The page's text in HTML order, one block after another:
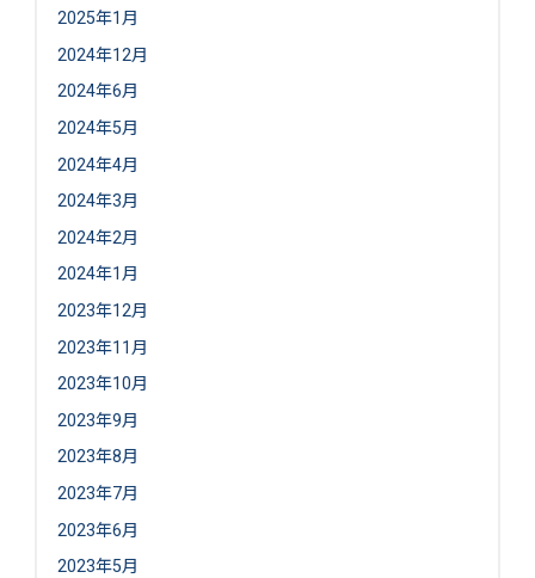
2025年1月
2024年12月
2024年6月
2024年5月
2024年4月
2024年3月
2024年2月
2024年1月
2023年12月
2023年11月
2023年10月
2023年9月
2023年8月
2023年7月
2023年6月
2023年5月